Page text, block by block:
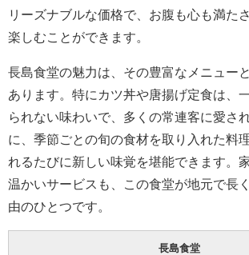
リーズナブルな価格で、お腹も心も満た
楽しむことができます。
長島食堂の魅力は、その豊富なメニュー
あります。特にカツ丼や唐揚げ定食は、
られない味わいで、多くの常連客に愛さ
に、季節ごとの旬の食材を取り入れた料
れるたびに新しい味覚を堪能できます。
温かいサービスも、この食堂が地元で長
由のひとつです。
長島食堂